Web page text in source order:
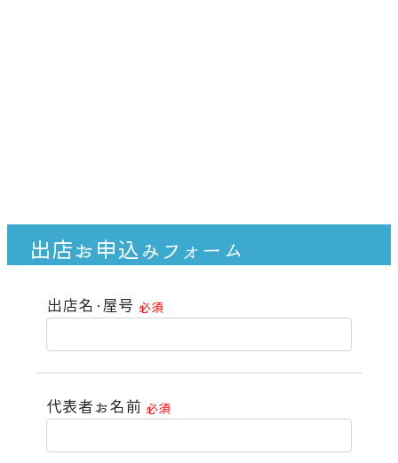
出店お申込みフォーム
出店名・屋号 必須
代表者お名前 必須